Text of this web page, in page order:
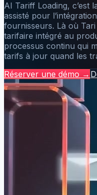
AI Tariff Loading, c’est
assisté pour
fournisseurs. Là où Tari
tarifaire intégré au
processus continu qui
tarifs à jour quand les
Réserver une démo →